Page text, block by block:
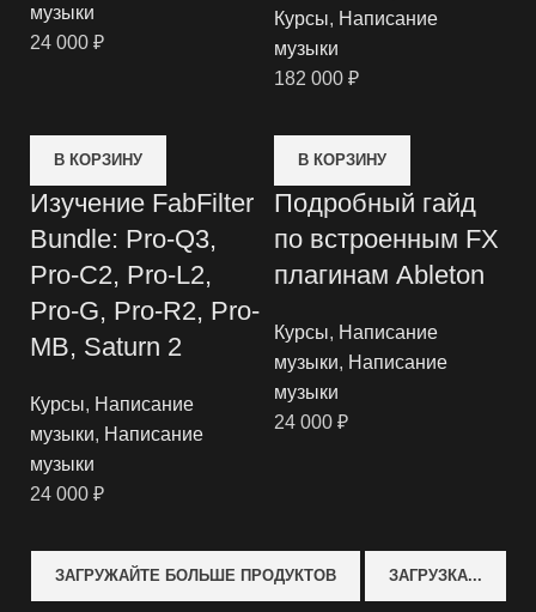
музыки
24 000 ₽
Курсы, Написание
музыки
182 000 ₽
В КОРЗИНУ
Изучение FabFilter
Bundle: Pro-Q3,
Pro-C2, Pro-L2,
Pro-G, Pro-R2, Pro-
MB, Saturn 2
Курсы, Написание
музыки, Написание
музыки
24 000 ₽
В КОРЗИНУ
Подробный гайд
по встроенным FX
плагинам Ableton
Курсы, Написание
музыки, Написание
музыки
24 000 ₽
ЗАГРУЖАЙТЕ БОЛЬШЕ ПРОДУКТОВ ЗАГРУЗКА...